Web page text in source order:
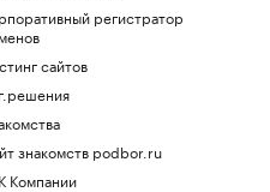
регистратор
сайтов
знакомств podbor.ru
Компании